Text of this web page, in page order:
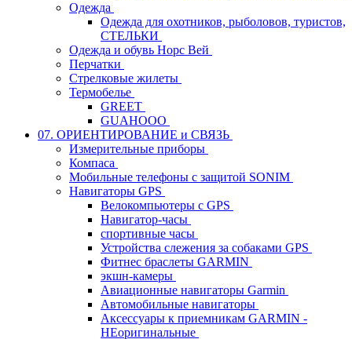
Одежда
Одежда для охотников, рыболовов, туристов,
СТЕЛЬКИ
Одежда и обувь Норс Вей
Перчатки
Стрелковые жилеты
Термобелье
GREET
GUAHOOO
07. ОРИЕНТИРОВАНИЕ и СВЯЗЬ
Измерительные приборы
Компаса
Мобильные телефоны с защитой SONIM
Навигаторы GPS
Велокомпьютеры с GPS
Навигатор-часы
спортивные часы
Устройства слежения за собаками GPS
Фитнес браслеты GARMIN
экшн-камеры
Авиационные навигаторы Garmin
Автомобильные навигаторы
Аксессуары к приемникам GARMIN -
НЕоригинальные